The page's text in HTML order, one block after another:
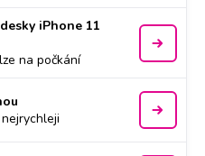
iPhone 11
na počkání